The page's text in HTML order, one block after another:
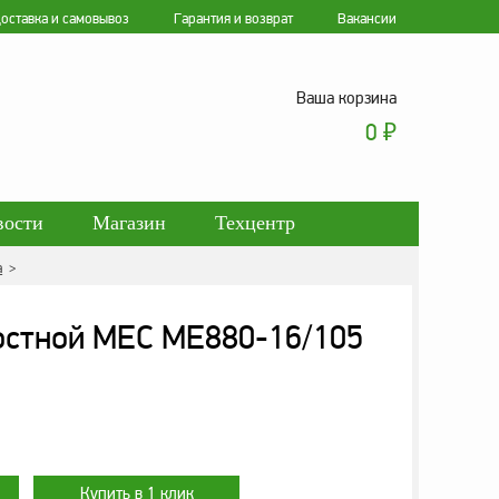
и самовывоз Гарантия и возврат Вакансии
Ваша корзина
0 ₽
Магазин Техцентр
>
MEC ME880-16/105